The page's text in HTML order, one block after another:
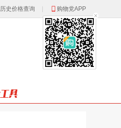
历史价格查询 购物党APP